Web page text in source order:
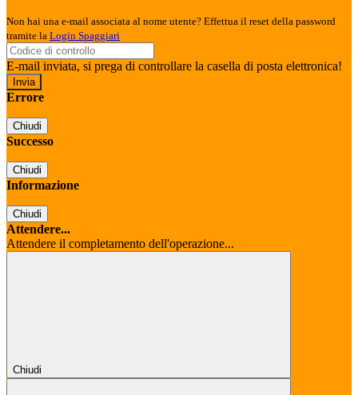
Non hai una e-mail associata al nome utente? Effettua il reset della password
tramite la Login Spaggiari
E-mail inviata, si prega di controllare la casella di posta elettronica!
Errore
Chiudi
Successo
Chiudi
Informazione
Chiudi
Attendere...
Attendere il completamento dell'operazione...
Chiudi